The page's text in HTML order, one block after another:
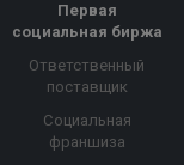
Первая
социальная биржа
Ответственный
поставщик
Социальная
франшиза